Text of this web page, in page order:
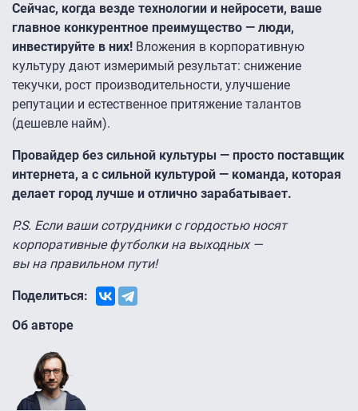
Сейчас, когда везде технологии и нейросети, ваше
главное конкурентное преимущество — люди,
инвестируйте в них! Вложения в корпоративную
культуру дают измеримый результат: снижение
текучки, рост производительности, улучшение
репутации и естественное притяжение талантов
(дешевле найм).
Провайдер без сильной культуры — просто поставщик
интернета, а с сильной культурой — команда, которая
делает город лучше и отлично зарабатывает.
P.S. Если ваши сотрудники с гордостью носят
корпоративные футболки на выходных —
вы на правильном пути!
Поделиться:
Об авторе